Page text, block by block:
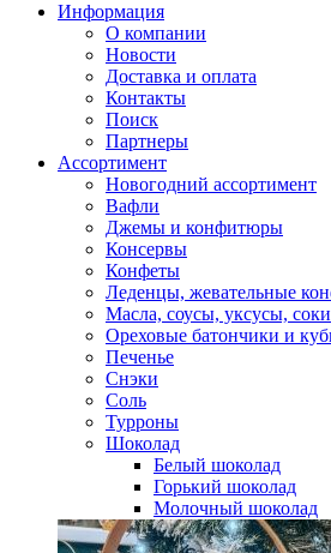
Информация
О компании
Новости
Доставка и оплата
Контакты
Поиск
Партнеры
Ассортимент
Новогодний ассортимент
Вафли
Джемы и конфитюры
Консервы
Конфеты
Леденцы, жевательные
Масла, соусы, уксусы, соки
Ореховые батончики и
Печенье
Снэки
Соль
Турроны
Шоколад
Белый шоколад
Горький шоколад
Молочный шоколад